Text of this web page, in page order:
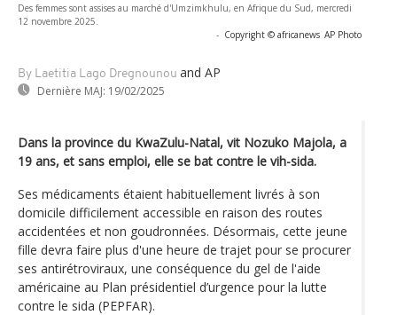
Des femmes sont assises au marché d'Umzimkhulu, en Afrique du Sud, mercredi
12 novembre 2025.
- Copyright © africanews AP Photo
By Laetitia Lago Dregnounou and AP
Dernière MAJ: 19/02/2025
Dans la province du KwaZulu-Natal, vit Nozuko Majola, a
19 ans, et sans emploi, elle se bat contre le vih-sida.
Ses médicaments étaient habituellement livrés à son
domicile difficilement accessible en raison des routes
accidentées et non goudronnées. Désormais, cette jeune
fille devra faire plus d'une heure de trajet pour se procurer
ses antirétroviraux, une conséquence du gel de l'aide
américaine au Plan présidentiel d’urgence pour la lutte
contre le sida (PEPFAR).